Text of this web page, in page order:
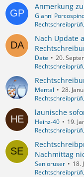
Anmerkung
Gianni
Nach Update
Date
20.
Mental
28.
launische
Heinz-40
19.
Nachmittag
Senioruser
18.